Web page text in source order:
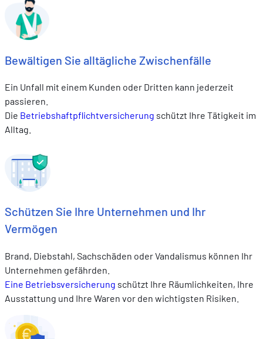
Bewältigen Sie alltägliche Zwischenfälle
Ein Unfall mit einem Kunden oder Dritten kann jederzeit
passieren.
Die Betriebshaftpflichtversicherung schützt Ihre Tätigkeit im
Alltag.
Schützen Sie Ihre Unternehmen und Ihr
Vermögen
Brand, Diebstahl, Sachschäden oder Vandalismus können Ihr
Unternehmen gefährden.
Eine Betriebsversicherung schützt Ihre Räumlichkeiten, Ihre
Ausstattung und Ihre Waren vor den wichtigsten Risiken.